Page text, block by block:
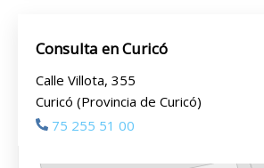
Consulta en Curicó
Calle Villota, 355
Curicó (Provincia de Curicó)
75 255 51 00